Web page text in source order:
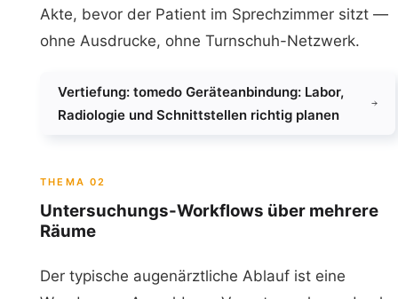
Akte, bevor der Patient im Sprechzimmer sitzt —
ohne Ausdrucke, ohne Turnschuh-Netzwerk.
Vertiefung: tomedo Geräteanbindung: Labor,
Radiologie und Schnittstellen richtig planen
THEMA 02
Untersuchungs-Workflows über mehrere
Räume
Der typische augenärztliche Ablauf ist eine